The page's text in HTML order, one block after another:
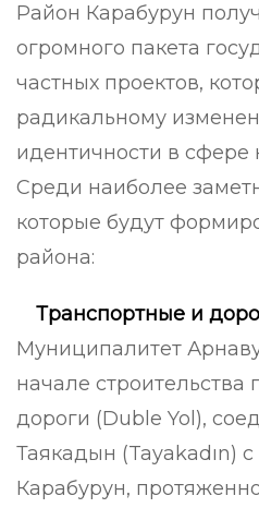
Район Карабурун
огромного пакета
частных проектов,
радикальному
идентичности в
Среди наиболее
которые будут
района:
Транспортные и
Муниципалитет
начале строительства
дороги (Duble Yol),
Таякадын (Tayakadın)
Карабурун,